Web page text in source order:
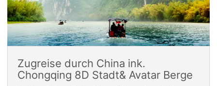
Zugreise durch China ink.
Chongqing 8D Stadt& Avatar Berge